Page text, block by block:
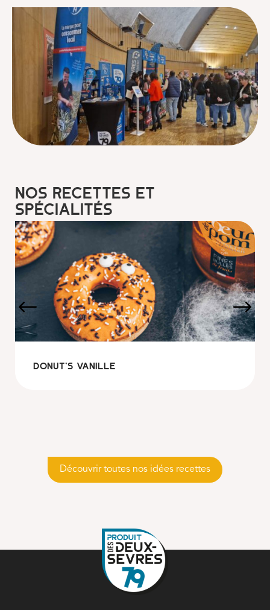
Nos recettes et
spécialités
Donut’s vanille
Découvrir toutes nos idées recettes